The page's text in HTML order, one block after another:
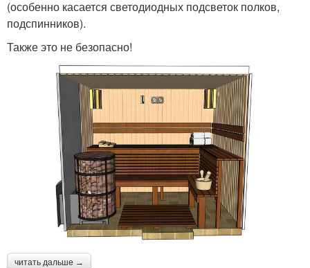
(особенно касается светодиодных подсветок полков,
подспинников).
Также это не безопасно!
читать дальше →